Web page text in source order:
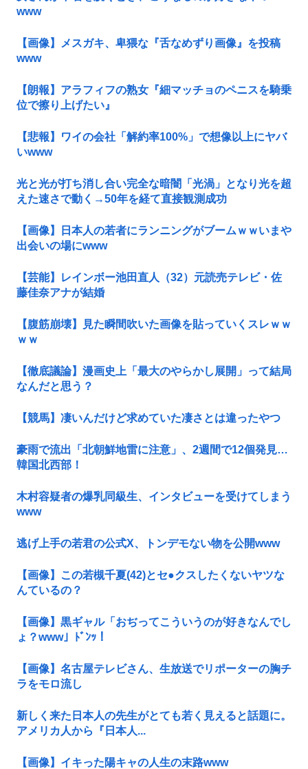
www
【画像】メスガキ、卑猥な『舌なめずり画像』を投稿
www
【朗報】アラフィフの熟女『細マッチョのペニスを騎乗
位で擦り上げたい』
【悲報】ワイの会社「解約率100%」で想像以上にヤバ
いwww
光と光が打ち消し合い完全な暗闇「光渦」となり光を超
えた速さで動く→50年を経て直接観測成功
【画像】日本人の若者にランニングがブームｗｗいまや
出会いの場にwww
【芸能】レインボー池田直人（32）元読売テレビ・佐
藤佳奈アナが結婚
【腹筋崩壊】見た瞬間吹いた画像を貼っていくスレｗｗ
ｗｗ
【徹底議論】漫画史上「最大のやらかし展開」って結局
なんだと思う？
【競馬】凄いんだけど求めていた凄さとは違ったやつ
豪雨で流出「北朝鮮地雷に注意」、2週間で12個発見…
韓国北西部！
木村容疑者の爆乳同級生、インタビューを受けてしまう
www
逃げ上手の若君の公式X、トンデモない物を公開www
【画像】この若槻千夏(42)とセ●クスしたくないヤツな
んているの？
【画像】黒ギャル「おぢってこういうのが好きなんでし
ょ？www」ﾄﾞﾝｯ！
【画像】名古屋テレビさん、生放送でリポーターの胸チ
ラをモロ流し
新しく来た日本人の先生がとても若く見えると話題に。
アメリカ人から『日本人...
【画像】イキった陽キャの人生の末路www